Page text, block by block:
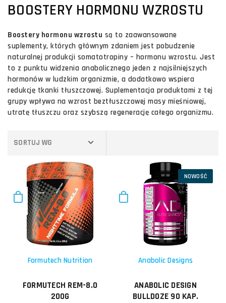
BOOSTERY HORMONU WZROSTU
Boostery hormonu wzrostu są to zaawansowane
suplementy, których głównym zdaniem jest pobudzenie
naturalnej produkcji somatotropiny – hormonu wzrostu. Jest
to z punktu widzenia anabolicznego jeden z najsilniejszych
hormonów w ludzkim organizmie, a dodatkowo wspiera
redukcję tkanki tłuszczowej. Suplementacja produktami z tej
grupy wpływa na wzrost beztłuszczowej masy mięśniowej,
utratę tłuszczu oraz szybszą regenerację całego organizmu.
SORTUJ WG
Formutech Nutrition
FORMUTECH REM-8.0
200G
NOWOŚĆ
Anabolic Designs
ANABOLIC DESIGN
BULLDOZE 90 KAP.